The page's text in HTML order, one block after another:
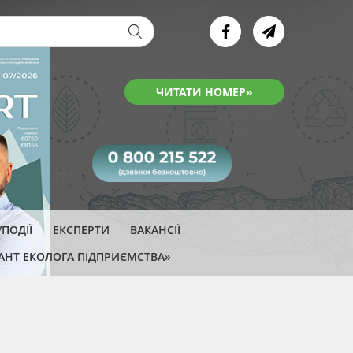
ЧИТАТИ НОМЕР»
форма
ЕКСПЕРТИ
ВАКАНСІЇ
ЕКОЛОГА ПІДПРИЄМСТВА»